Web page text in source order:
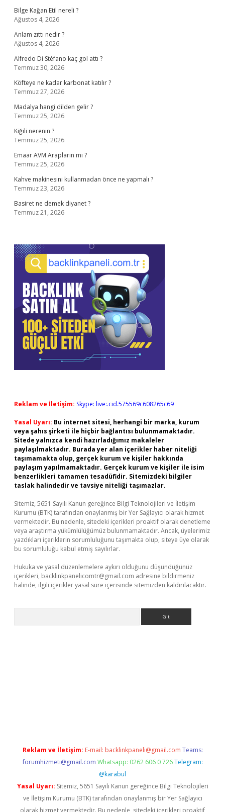
Bilge Kağan Etil nereli ?
Ağustos 4, 2026
Anlam zıttı nedir ?
Ağustos 4, 2026
Alfredo Di Stéfano kaç gol attı ?
Temmuz 30, 2026
Köfteye ne kadar karbonat katılır ?
Temmuz 27, 2026
Madalya hangi dilden gelir ?
Temmuz 25, 2026
Kiğili nerenin ?
Temmuz 25, 2026
Emaar AVM Arapların mı ?
Temmuz 25, 2026
Kahve makinesini kullanmadan önce ne yapmalı ?
Temmuz 23, 2026
Basiret ne demek diyanet ?
Temmuz 21, 2026
Reklam ve İletişim: Skype: live:.cid.575569c608265c69
Yasal Uyarı: Bu internet sitesi, herhangi bir marka, kurum
veya şahıs şirketi ile hiçbir bağlantısı bulunmamaktadır.
Sitede yalnızca kendi hazırladığımız makaleler
paylaşılmaktadır. Burada yer alan içerikler haber niteliği
taşımamakta olup, gerçek kurum ve kişiler hakkında
paylaşım yapılmamaktadır. Gerçek kurum ve kişiler ile isim
benzerlikleri tamamen tesadüfidir. Sitemizdeki bilgiler
taslak halindedir ve tavsiye niteliği taşımazlar.
Sitemiz, 5651 Sayılı Kanun gereğince Bilgi Teknolojileri ve İletişim
Kurumu (BTK) tarafından onaylanmış bir Yer Sağlayıcı olarak hizmet
vermektedir. Bu nedenle, sitedeki içerikleri proaktif olarak denetleme
veya araştırma yükümlülüğümüz bulunmamaktadır. Ancak, üyelerimiz
yazdıkları içeriklerin sorumluluğunu taşımakta olup, siteye üye olarak
bu sorumluluğu kabul etmiş sayılırlar.
Hukuka ve yasal düzenlemelere aykırı olduğunu düşündüğünüz
içerikleri, backlinkpanelicomtr@gmail.com adresine bildirmeniz
halinde, ilgili içerikler yasal süre içerisinde sitemizden kaldırılacaktır.
Reklam ve İletişim: E-mail: backlinkpaneli@gmail.com Teams:
forumhizmeti@gmail.com Whatsapp: 0262 606 0 726 Telegram:
@karabul
Yasal Uyarı: Sitemiz, 5651 Sayılı Kanun gereğince Bilgi Teknolojileri
ve İletişim Kurumu (BTK) tarafından onaylanmış bir Yer Sağlayıcı
olarak hizmet vermektedir. Bu nedenle, sitedeki içerikleri proaktif